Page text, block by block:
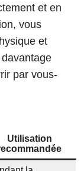
et en
vous
et
par vous-
Utilisation